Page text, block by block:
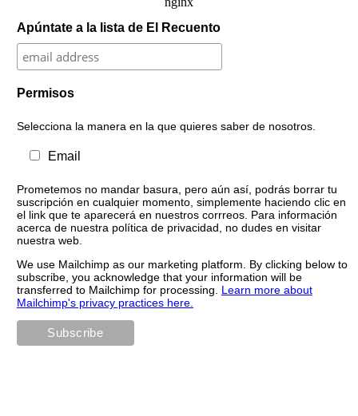
Apúntate a la lista de El Recuento
Permisos
Selecciona la manera en la que quieres saber de nosotros.
Email
Prometemos no mandar basura, pero aún así, podrás borrar tu
suscripción en cualquier momento, simplemente haciendo clic en
el link que te aparecerá en nuestros corrreos. Para información
acerca de nuestra política de privacidad, no dudes en visitar
nuestra web.
We use Mailchimp as our marketing platform. By clicking below to
subscribe, you acknowledge that your information will be
transferred to Mailchimp for processing. Learn more about
Mailchimp's privacy practices here.